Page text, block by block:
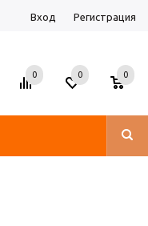
Вход Регистрация
0 0 0